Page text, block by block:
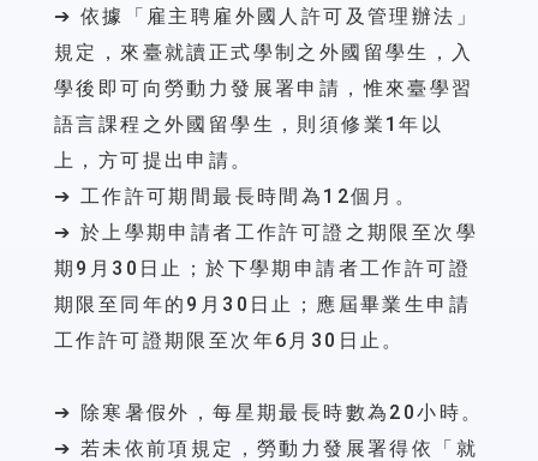
➔ 依據「雇主聘雇外國人許可及管理辦法」
規定，來臺就讀正式學制之外國留學生，入
學後即可向勞動力發展署申請，惟來臺學習
語言課程之外國留學生，則須修業1年以
上，方可提出申請。
➔ 工作許可期間最長時間為12個月。
➔ 於上學期申請者工作許可證之期限至次學
期9月30日止；於下學期申請者工作許可證
期限至同年的9月30日止；應屆畢業生申請
工作許可證期限至次年6月30日止。
➔ 除寒暑假外，每星期最長時數為20小時。
➔ 若未依前項規定，勞動力發展署得依「就